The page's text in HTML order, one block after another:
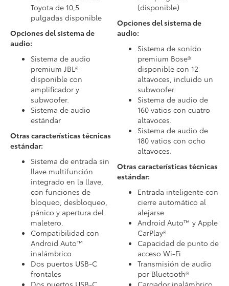
Toyota de 10,5
pulgadas disponible
Opciones del sistema de
audio:
Sistema de audio
premium JBL®
disponible con
amplificador y
subwoofer.
Sistema de audio
estándar
Otras características técnicas
estándar:
Sistema de entrada sin
llave multifunción
integrado en la llave,
con funciones de
bloqueo, desbloqueo,
pánico y apertura del
maletero.
Compatibilidad con
Android Auto™
inalámbrico
Dos puertos USB-C
frontales
(disponible)
Opciones del sistema de
audio:
Sistema de sonido
premium Bose®
disponible con 12
altavoces, incluido un
subwoofer.
Sistema de audio de
160 vatios con cuatro
altavoces.
Sistema de audio de
180 vatios con ocho
altavoces.
Otras características técnicas
estándar:
Entrada inteligente con
cierre automático al
alejarse
Android Auto™ y Apple
CarPlay®
Capacidad de punto de
acceso Wi-Fi
Transmisión de audio
por Bluetooth®